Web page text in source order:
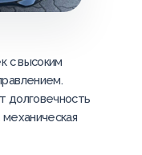
с высоким
долговечность
механическая